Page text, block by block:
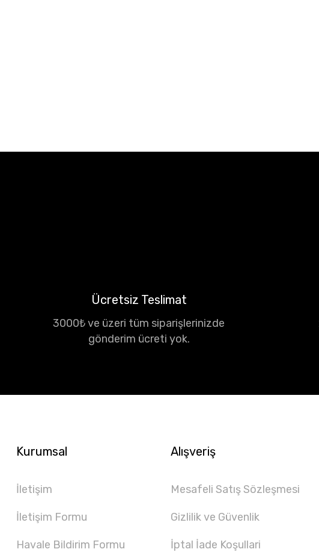
Ücretsiz Teslimat
3000₺ ve üzeri tüm siparişlerinizde
gönderim ücreti yok.
Kurumsal
İletişim
İletişim Formu
Havale Bildirim Formu
Alışveriş
Mesafeli Satış Sözleşmesi
Gizlilik ve Güvenlik
İptal İade Koşullari